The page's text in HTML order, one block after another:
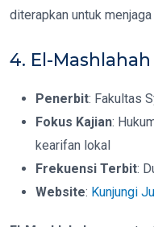
diterapkan untuk
4. El-Mashlahah
Penerbit: Fakultas
Fokus Kajian:
kearifan lokal
Frekuensi Terbit:
Website: Kunjungi